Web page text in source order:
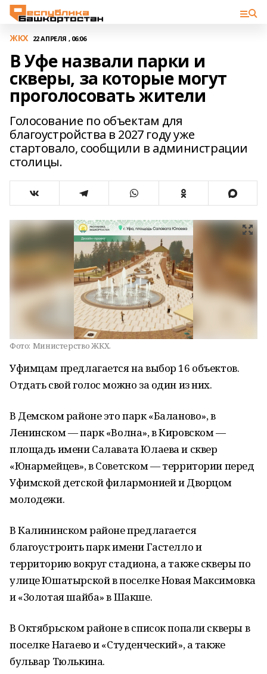
ЖКХ 22 АПРЕЛЯ , 06:06
В Уфе назвали парки и
скверы, за которые могут
проголосовать жители
Голосование по объектам для
благоустройства в 2027 году уже
стартовало, сообщили в администрации
столицы.
Фото: Министерство ЖКХ.
Уфимцам предлагается на выбор 16 объектов.
Отдать свой голос можно за один из них.
В Демском районе это парк «Баланово», в
Ленинском — парк «Волна», в Кировском —
площадь имени Салавата Юлаева и сквер
«Юнармейцев», в Советском — территории перед
Уфимской детской филармонией и Дворцом
молодежи.
В Калининском районе предлагается
благоустроить парк имени Гастелло и
территорию вокруг стадиона, а также скверы по
улице Юшатырской в поселке Новая Максимовка
и «Золотая шайба» в Шакше.
В Октябрьском районе в список попали скверы в
поселке Нагаево и «Студенческий», а также
бульвар Тюлькина.